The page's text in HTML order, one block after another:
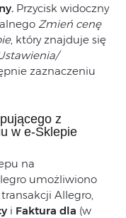
Przycisk widoczny
Zmień cenę
, który znajduje się
zaznaczeniu
z
w e-Sklepie
na
umożliwiono
Allegro,
i Faktura dla (w